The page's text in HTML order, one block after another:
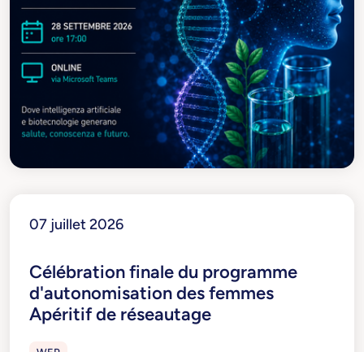
07 juillet 2026
Célébration finale du programme
d'autonomisation des femmes
Apéritif de réseautage